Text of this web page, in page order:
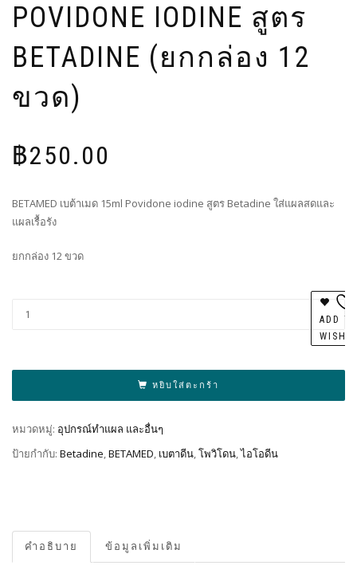
POVIDONE IODINE สูตร
BETADINE (ยกกล่อง 12
ขวด)
฿250.00
BETAMED เบต้าเมด 15ml Povidone iodine สูตร Betadine ใส่แผลสดและ
แผลเรื้อรัง
ยกกล่อง 12 ขวด
หยิบใส่ตะกร้า
ADD
หมวดหมู่: อุปกรณ์ทำแผล และอื่นๆ
ป้ายกำกับ: Betadine,BETAMED, เบตาดีน,โพวิโดน,ไอโอดีน
คำอธิบาย ข้อมูลเพิ่มเติม